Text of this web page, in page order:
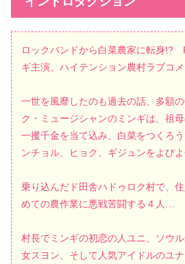
ロックバンドから白菜農家に転身!?
ギ主演、ハイテンション農村ラブコメ
一世を風靡したのも過去の話、多額
ク・ミュージシャンのミンギは、祖
一攫千金を当て込み、白菜をつくろ
ンチョル、ヒョク、ギジュンをよびよ
乗り込んだド田舎ハドゥロク村で、
めての農作業に悪戦苦闘する４人…
村長でミンギの初恋の人ユニ、ソウ
女スヨン、そして人気アイドルのユ